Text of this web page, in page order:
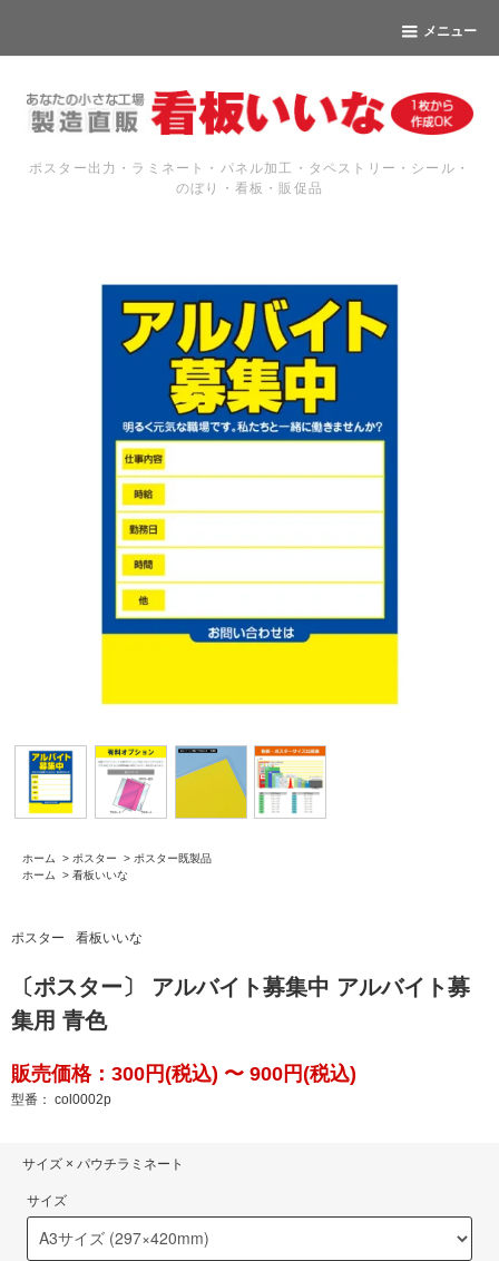
メニュー
ポスター出力・ラミネート・パネル加工・タペストリー・シール・
のぼり・看板・販促品
ホーム > ポスター > ポスター既製品
ホーム
> 看板いいな
ポスター 看板いいな
〔ポスター〕 アルバイト募集中 アルバイト募
集用 青色
販売価格：300円(税込) 〜 900円(税込)
型番： col0002p
サイズ × パウチラミネート
サイズ